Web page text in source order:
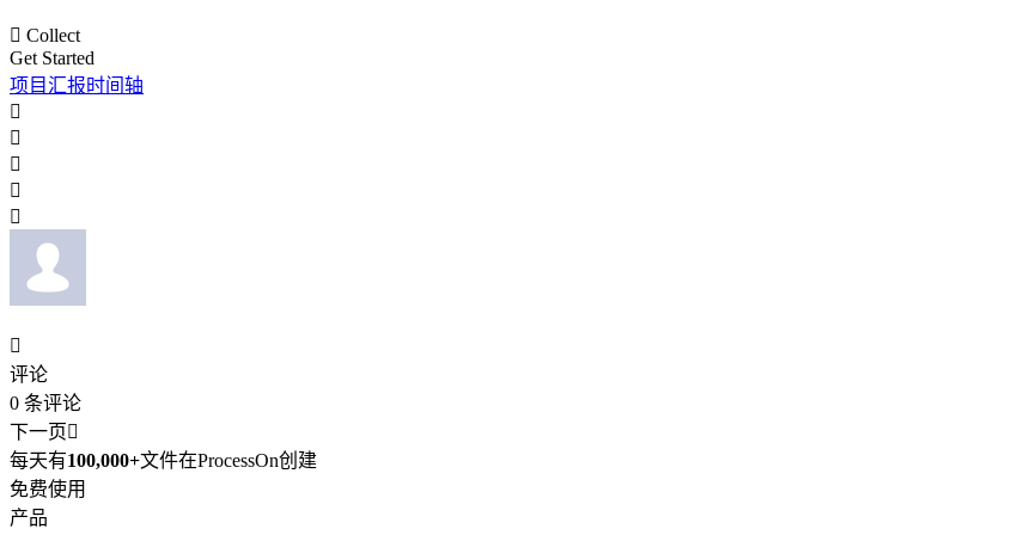
 Collect
Get Started
项目汇报时间轴






评论
0 条评论
下一页
每天有100,000+文件在ProcessOn创建
免费使用
产品